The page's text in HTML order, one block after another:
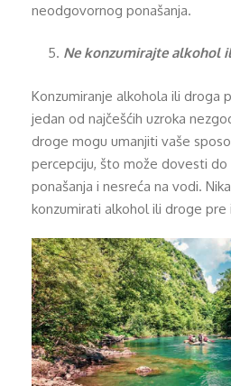
neodgovornog ponašanja.
Ne konzumirajte alkohol
Konzumiranje alkohola ili droga
jedan od najčešćih uzroka
droge mogu umanjiti vaše
percepciju, što može dovesti
ponašanja i nesreća na vodi.
konzumirati alkohol ili droge